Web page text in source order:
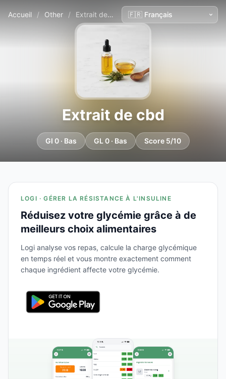
Accueil / Other / Extrait de cbd
Extrait de cbd
GI 0 · Bas GL 0 · Bas Score 5/10
LOGI · GÉRER LA RÉSISTANCE À L'INSULINE
Réduisez votre glycémie grâce à de
meilleurs choix alimentaires
Logi analyse vos repas, calcule la charge glycémique
en temps réel et vous montre exactement comment
chaque ingrédient affecte votre glycémie.